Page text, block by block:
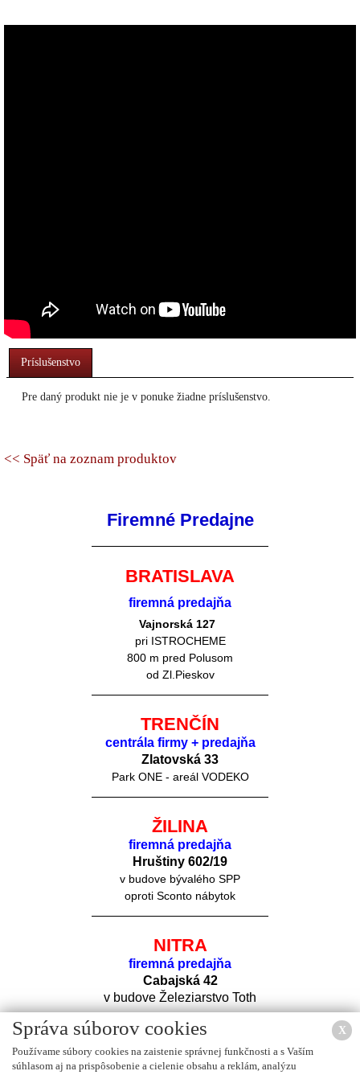
Príslušenstvo
Pre daný produkt nie je v ponuke žiadne príslušenstvo.
<< Späť na zoznam produktov
Firemné Predajne
BRATISLAVA
firemná predajňa
Vajnorská 127
pri ISTROCHEME
800 m pred Polusom
od Zl.Pieskov
TRENČÍN
centrála firmy + predajňa
Zlatovská 33
Park ONE - areál VODEKO
ŽILINA
firemná predajňa
Hruštiny 602/19
v budove bývalého SPP
oproti Sconto nábytok
NITRA
firemná predajňa
Cabajská 42
v budove Železiarstvo Toth
X
Správa súborov cookies
Používame súbory cookies na zaistenie správnej funkčnosti a s Vaším
súhlasom aj na prispôsobenie a cielenie obsahu a reklám, analýzu